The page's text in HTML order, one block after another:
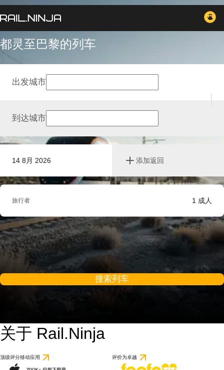
都灵至巴黎的列车
14 8月 2026 添加返回
出发城市
到达城市
旅行者 1 成人
搜索列车
关于 Rail.Ninja
顶级评分移动应用 评价为卓越